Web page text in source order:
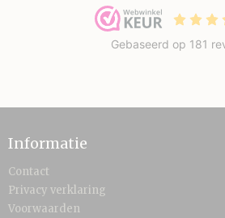
Informatie
Contact
Privacy verklaring
Voorwaarden